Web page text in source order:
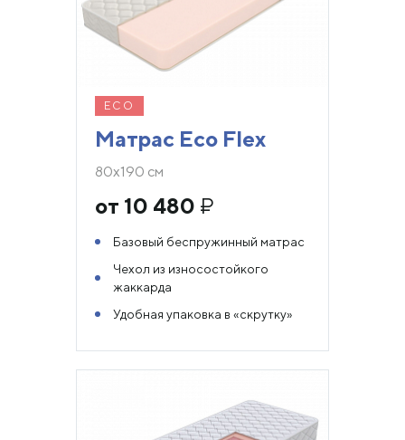
ECO
Матрас Eco Flex
80х190 см
от 10 480 ₽
Базовый беспружинный матрас
Чехол из износостойкого
жаккарда
Удобная упаковка в «скрутку»